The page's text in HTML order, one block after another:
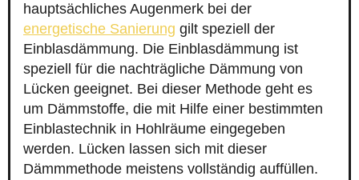
hauptsächliches Augenmerk bei der
energetische Sanierung gilt speziell der
Einblasdämmung. Die Einblasdämmung ist
speziell für die nachträgliche Dämmung von
Lücken geeignet. Bei dieser Methode geht es
um Dämmstoffe, die mit Hilfe einer bestimmten
Einblastechnik in Hohlräume eingegeben
werden. Lücken lassen sich mit dieser
Dämmmethode meistens vollständig auffüllen.